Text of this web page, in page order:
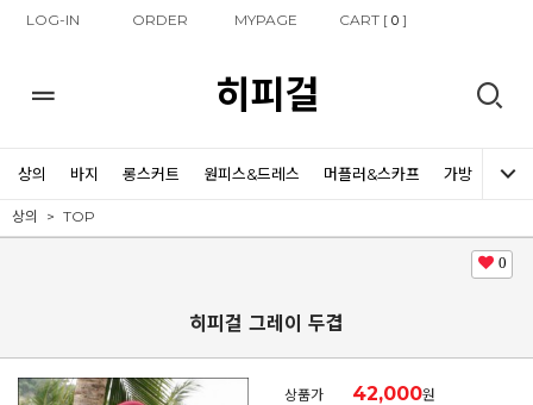
LOG-IN ORDER MYPAGE CART [0 ]
히피걸
상의 바지 롱스커트 원피스&드레스 머플러&스카프 가방 신발
상의 TOP
0
히피걸 그레이 두겹
상품가 42,000원